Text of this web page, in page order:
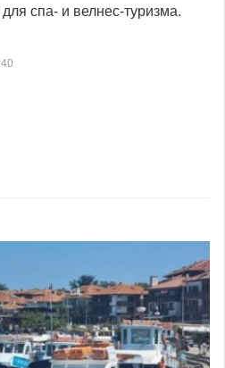
спа- и велнес-туризма.